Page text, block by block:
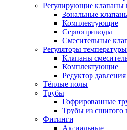
Регулирующие клапаны
Зональные
Комплектующие
Сервоприводы
Смесительные
Регуляторы
Клапаны
Комплектующие
Редуктор давления
Тёплые полы
Трубы
Гофрированные
Трубы из сшитого
Фитинги
Аксиальные